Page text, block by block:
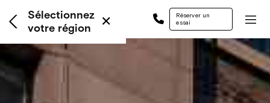
Réserver un
essai
Sélectionnez
votre région
✕